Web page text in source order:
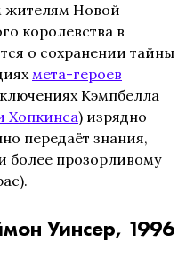
жителям Новой
королевства в
о сохранении тайны
мета-героев
Кэмпбелла
Хопкинса) изрядно
передаёт знания,
более прозорливому
Уинсер, 1996